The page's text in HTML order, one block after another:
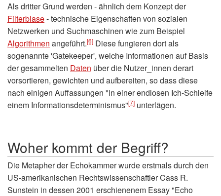
Als dritter Grund werden - ähnlich dem Konzept der
Filterblase- technische Eigenschaften von sozialen
Netzwerken und Suchmaschinen wie zum Beispiel
Algorithmen angeführt.[6] Diese fungieren dort als
sogenannte 'Gatekeeper', welche Informationen auf Basis
der gesammelten Daten über die Nutzer_innen derart
vorsortieren, gewichten und aufbereiten, so dass diese
nach einigen Auffassungen "in einer endlosen Ich-Schleife
einem Informationsdeterminismus"[7] unterlägen.
Woher kommt der Begriff?
Die Metapher der Echokammer wurde erstmals durch den
US-amerikanischen Rechtswissenschaftler Cass R.
Sunstein in dessen 2001 erschienenem Essay "Echo